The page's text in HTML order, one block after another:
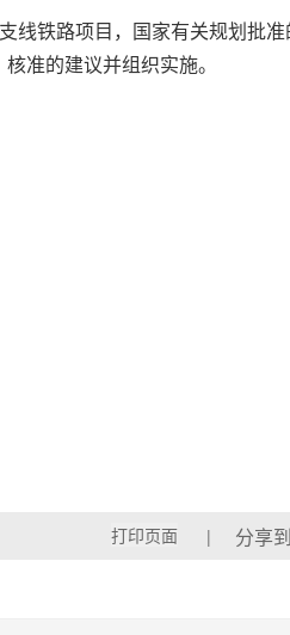
铁路项目，国家有关规划批准
准的建议并组织实施。
| 分享